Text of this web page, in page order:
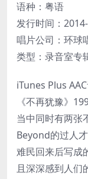
语种：粤语
发行时间：
唱片公司：环球
类型：录音室专
iTunes Plus
《不再犹豫》
当中同时有两张
Beyond的过人
难民回来后写成
且深深感到人